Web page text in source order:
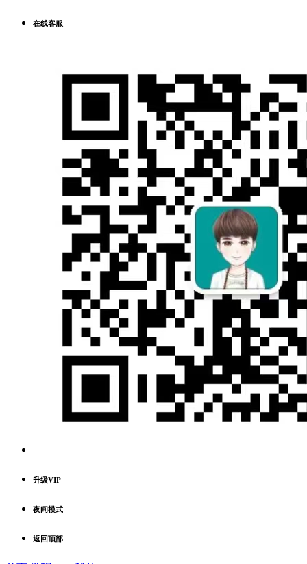
在线客服
升级VIP
夜间模式
返回顶部